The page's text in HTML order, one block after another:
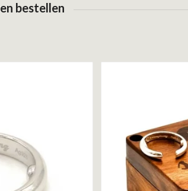
bestellen